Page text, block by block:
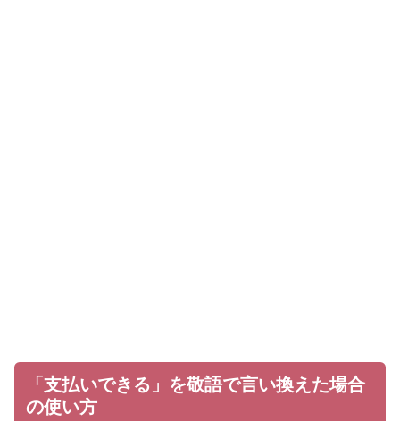
「支払いできる」を敬語で言い換えた場合
の使い方